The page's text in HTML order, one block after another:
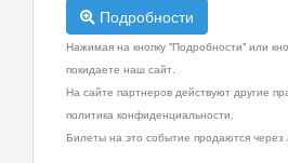
Подробности
Нажимая на кнопку "Подробности" или
покидаете наш сайт.
На сайте партнеров действуют другие
политика конфиденциальности.
Билеты на это событие продаются через